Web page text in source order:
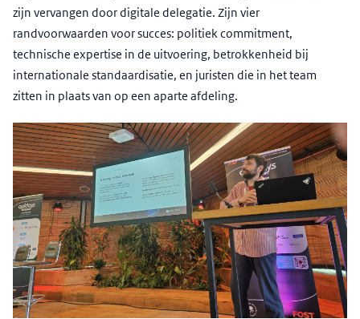
zijn vervangen door digitale delegatie. Zijn vier
randvoorwaarden voor succes: politiek commitment,
technische expertise in de uitvoering, betrokkenheid bij
internationale standaardisatie, en juristen die in het team
zitten in plaats van op een aparte afdeling.